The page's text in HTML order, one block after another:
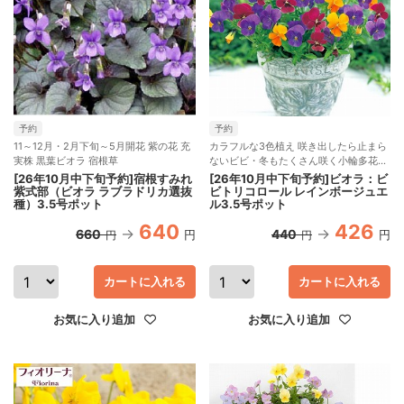
予約
11～12月・2月下旬～5月開花 紫の花 充
実株 黒葉ビオラ 宿根草
[26年10月中下旬予約]宿根すみれ
紫式部（ビオラ ラブラドリカ選抜
種）3.5号ポット
660 円 640 円
お気に入り追加
カートに入れる
予約
カラフルな3色植え 咲き出したら止まら
ないビビ・冬もたくさん咲く小輪多花性
種
[26年10月中下旬予約]ビオラ：ビ
ビトリコロール レインボージュエ
ル3.5号ポット
440 円 426 円
お気に入り追加
カートに入れる